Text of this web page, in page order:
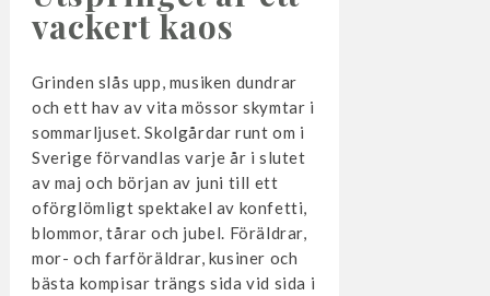
vackert kaos
Grinden slås upp, musiken dundrar
och ett hav av vita mössor skymtar i
sommarljuset. Skolgårdar runt om i
Sverige förvandlas varje år i slutet
av maj och början av juni till ett
oförglömligt spektakel av konfetti,
blommor, tårar och jubel. Föräldrar,
mor- och farföräldrar, kusiner och
bästa kompisar trängs sida vid sida i